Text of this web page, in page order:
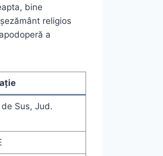
bine
religios
a
Sus, Jud.